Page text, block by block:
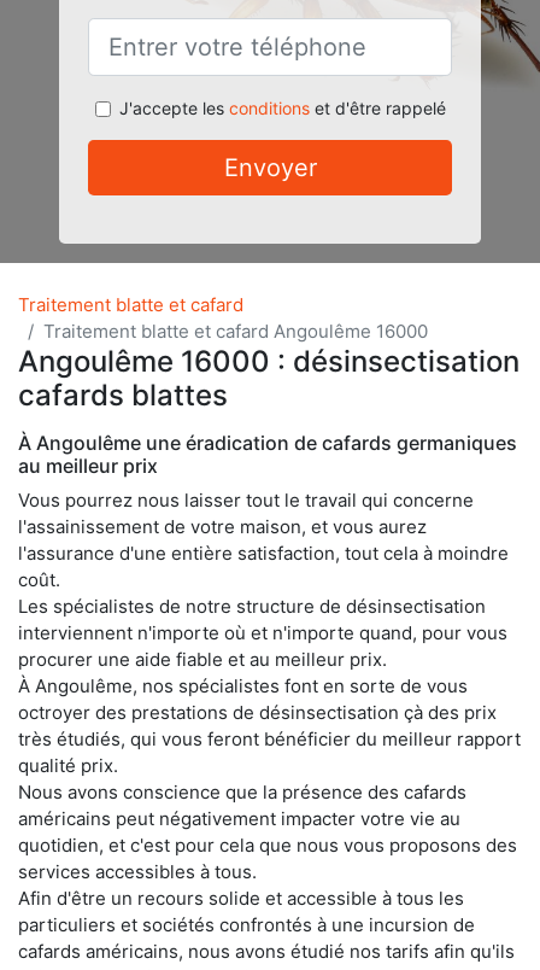
J'accepte les conditionset d'être rappelé
Envoyer
Traitement blatte et cafard
Traitement blatte et cafard Angoulême 16000
Angoulême 16000 : désinsectisation
cafards blattes
À Angoulême une éradication de cafards germaniques
au meilleur prix
Vous pourrez nous laisser tout le travail qui concerne
l'assainissement de votre maison, et vous aurez
l'assurance d'une entière satisfaction, tout cela à moindre
coût.
Les spécialistes de notre structure de désinsectisation
interviennent n'importe où et n'importe quand, pour vous
procurer une aide fiable et au meilleur prix.
À Angoulême, nos spécialistes font en sorte de vous
octroyer des prestations de désinsectisation çà des prix
très étudiés, qui vous feront bénéficier du meilleur rapport
qualité prix.
Nous avons conscience que la présence des cafards
américains peut négativement impacter votre vie au
quotidien, et c'est pour cela que nous vous proposons des
services accessibles à tous.
Afin d'être un recours solide et accessible à tous les
particuliers et sociétés confrontés à une incursion de
cafards américains, nous avons étudié nos tarifs afin qu'ils